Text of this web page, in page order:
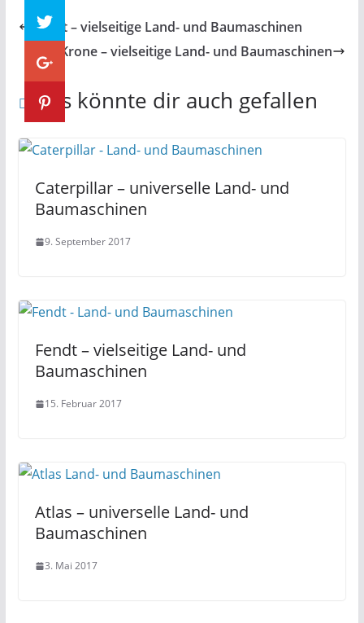
Fendt – vielseitige Land- und Baumaschinen
Krone – vielseitige Land- und Baumaschinen
Das könnte dir auch gefallen
Caterpillar – universelle Land- und
Baumaschinen
9. September 2017
Fendt – vielseitige Land- und
Baumaschinen
15. Februar 2017
Atlas – universelle Land- und
Baumaschinen
3. Mai 2017